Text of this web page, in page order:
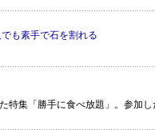
も素手で石を割れる
特集「勝手に食べ放題」。参加